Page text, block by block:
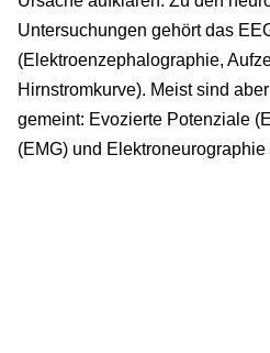
Untersuchungen gehört das
(Elektroenzephalographie,
Hirnstromkurve). Meist sind
gemeint: Evozierte Potenziale
(EMG) und Elektroneurographie